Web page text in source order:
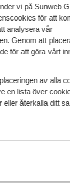
vi på Sunweb
för att
analysera vår
Genom att
för att göra vårt
av alla
en lista över
eller återkalla ditt
i
en
att samlas
en